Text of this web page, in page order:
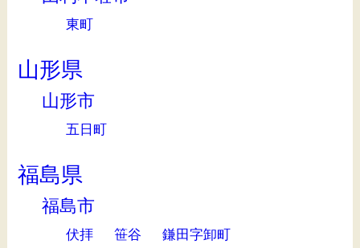
東町
山形県
山形市
五日町
福島県
福島市
伏拝 笹谷 鎌田字卸町